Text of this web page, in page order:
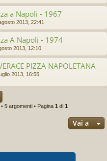
a Napoli - 1967
2013, 22:41
A Napoli - 1974
2013, 12:10
PIZZA NAPOLETANA
2013, 16:55
5 argomenti • Pagina 1 di 1
Vai a